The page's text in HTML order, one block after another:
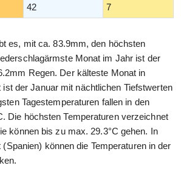
42 7
es, mit ca. 83.9mm, den höchsten
Monat im Jahr ist der
Regen. Der kälteste Monat in
ist der Januar mit nächtlichen Tiefstwerten
Tagestemperaturen fallen in den
Die höchsten Temperaturen verzeichnet
können bis zu max. 29.3°C gehen. In
können die Temperaturen in der